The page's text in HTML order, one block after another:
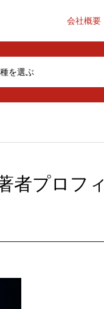
会社概要
を選ぶ
者プロフィ